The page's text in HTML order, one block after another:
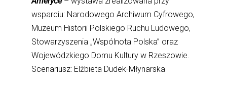
wsparciu: Narodowego Archiwum Cyfrowego,
Muzeum Historii Polskiego Ruchu Ludowego,
Stowarzyszenia „Wspólnota Polska” oraz
Wojewódzkiego Domu Kultury w Rzeszowie.
Scenariusz: Elżbieta Dudek-Młynarska